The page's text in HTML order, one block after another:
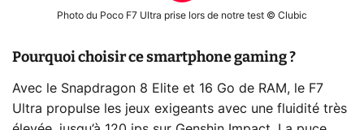
Photo du Poco F7 Ultra prise lors de notre test © Clubic
Pourquoi choisir ce smartphone gaming ?
Avec le Snapdragon 8 Elite et 16 Go de RAM, le F7
Ultra propulse les jeux exigeants avec une fluidité très